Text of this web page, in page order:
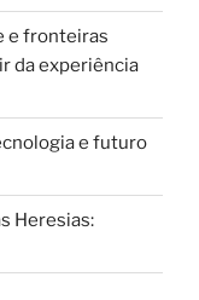
e fronteiras
da experiência
e futuro
Heresias: